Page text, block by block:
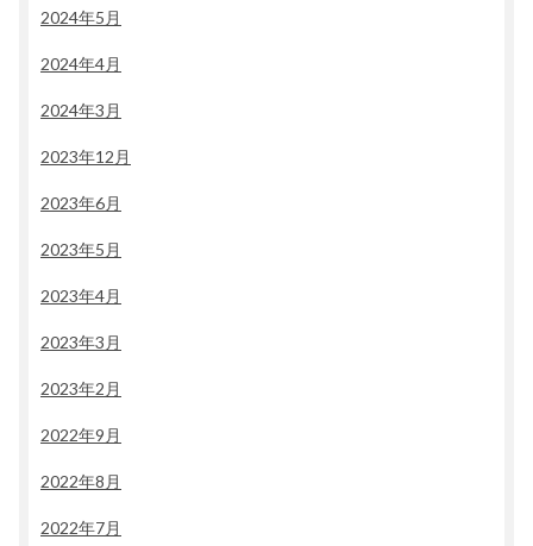
2024年5月
2024年4月
2024年3月
2023年12月
2023年6月
2023年5月
2023年4月
2023年3月
2023年2月
2022年9月
2022年8月
2022年7月